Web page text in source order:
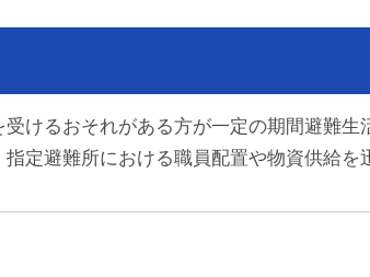
けるおそれがある方が一定の期間避難生
定避難所における職員配置や物資供給を